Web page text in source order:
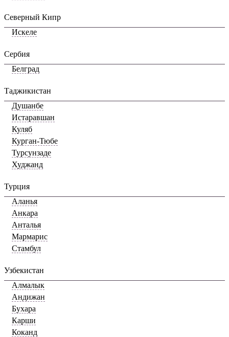
Северный Кипр
Искеле
Сербия
Белград
Таджикистан
Душанбе
Истаравшан
Куляб
Курган-Тюбе
Турсунзаде
Худжанд
Турция
Аланья
Анкара
Анталья
Мармарис
Стамбул
Узбекистан
Алмалык
Андижан
Бухара
Карши
Коканд